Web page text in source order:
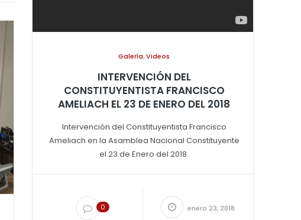
Galería,Videos
INTERVENCIÓN DEL
CONSTITUYENTISTA FRANCISCO
AMELIACH EL 23 DE ENERO DEL 2018
Intervención del Constituyentista Francisco
Ameliach en la Asamblea Nacional Constituyente
el 23 de Enero del 2018.
0 enero 23, 2018